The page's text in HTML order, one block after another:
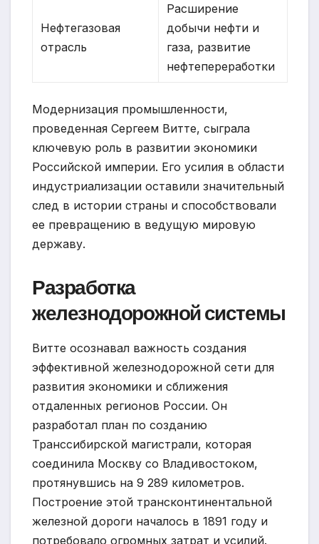
Нефтегазовая
отрасль
Расширение
добычи нефти и
газа, развитие
нефтепереработки
Модернизация промышленности,
проведенная Сергеем Витте, сыграла
ключевую роль в развитии экономики
Российской империи. Его усилия в области
индустриализации оставили значительный
след в истории страны и способствовали
ее превращению в ведущую мировую
державу.
Разработка
железнодорожной системы
Витте осознавал важность создания
эффективной железнодорожной сети для
развития экономики и сближения
отдаленных регионов России. Он
разработал план по созданию
Транссибирской магистрали, которая
соединила Москву со Владивостоком,
протянувшись на 9 289 километров.
Построение этой трансконтинентальной
железной дороги началось в 1891 году и
потребовало огромных затрат и усилий.